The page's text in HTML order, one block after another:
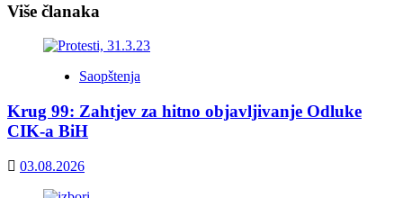
Više članaka
Saopštenja
Krug 99: Zahtjev za hitno objavljivanje Odluke
CIK-a BiH
03.08.2026